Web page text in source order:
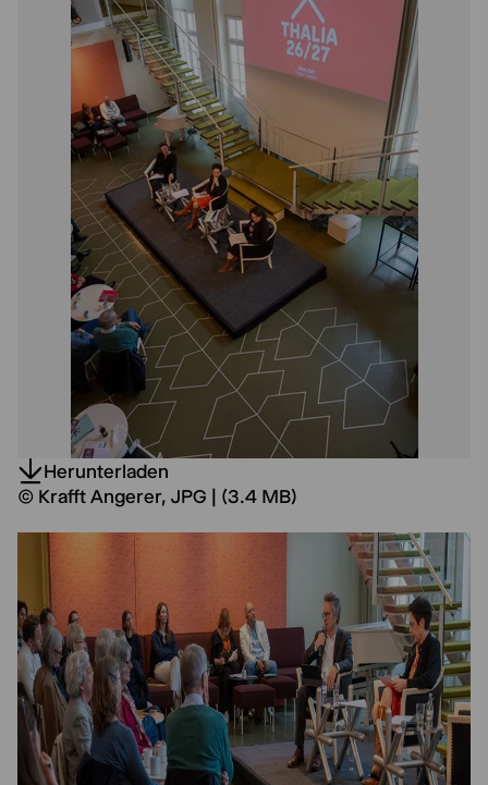
Herunterladen
© Krafft Angerer, JPG | (3.4 MB)